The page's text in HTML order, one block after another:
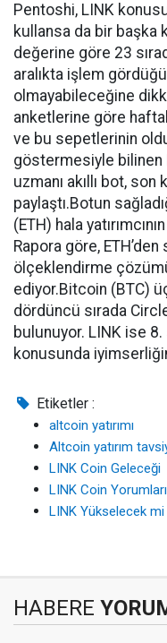
Pentoshi, LINK
kullansa da bir
değerine göre 23
aralıkta işlem
olmayabileceğine
anketlerine göre
ve bu sepetlerinin
göstermesiyle
uzmanı akıllı bot,
paylaştı.Botun
(ETH) hala
Rapora göre,
ölçeklendirme
ediyor.Bitcoin (BTC)
dördüncü sırada
bulunuyor. LINK ise 8.
konusunda
Etiketler :
altcoin yatırımı
Altcoin yatırım
LINK Coin Geleceği
LINK Coin Yorumları
LINK Yükselecek mi
HABERE